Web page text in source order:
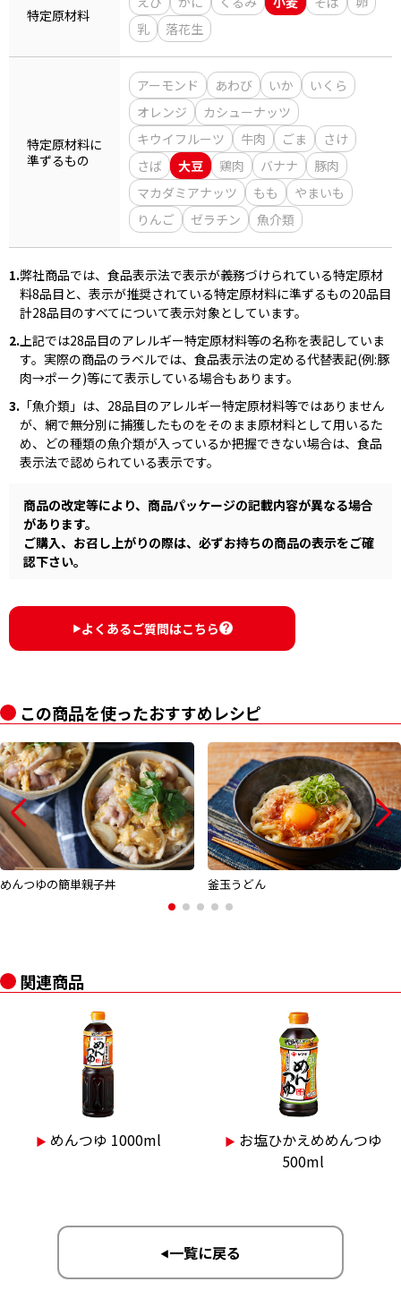
新鮮一番
だしパック
特定原材料
乳
落花生
特定原材料に
準ずるもの
アーモンド あわび いか
いくら
オレンジ
カシューナッツ
キウイフルーツ
牛肉 ごま
さけ
さば
大豆 鶏肉 バナナ
豚肉
マカダミアナッツ
もも
やまいも
りんご
ゼラチン 魚介類
1.弊社商品では、食品表示法で表示が義務づけられている特定原材
料8品目と、表示が推奨されている特定原材料に準ずるもの20品目
計28品目のすべてについて表示対象としています。
2. 上記では28品目のアレルギー特定原材料等の名称を表記していま
す。実際の商品のラベルでは、食品表示法の定める代替表記(例:豚
肉→ポーク)等にて表示している場合もあります。
3. 「魚介類」は、28品目のアレルギー特定原材料等ではありません
が、網で無分別に捕獲したものをそのまま原材料として用いるた
め、どの種類の魚介類が入っているか把握できない場合は、食品
表示法で認められている表示です。
商品の改定等により、商品パッケージの記載内容が異なる場合
があります。
ご購入、お召し上がりの際は、必ずお持ちの商品の表示をご確
認下さい。
▶︎よくあるご質問はこちら
この商品を使ったおすすめレシピ
めんつゆの簡単親子丼 釜玉うどん
関連商品
▶︎ めんつゆ 1000ml ▶︎ お塩ひかえめめんつゆ
500ml
▶︎一覧に戻る